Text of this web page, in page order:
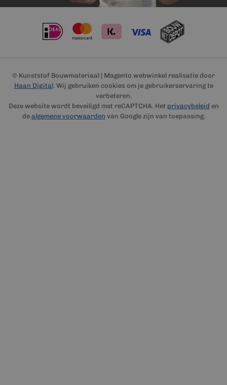
© Kunststof Bouwmateriaal | Magento webwinkel realisatie door
Haan Digital. Wij gebruiken cookies om je gebruikerservaring te
verbeteren.
Deze website wordt beveiligd met reCAPTCHA. Het privacybeleid en
de algemene voorwaarden van Google zijn van toepassing.